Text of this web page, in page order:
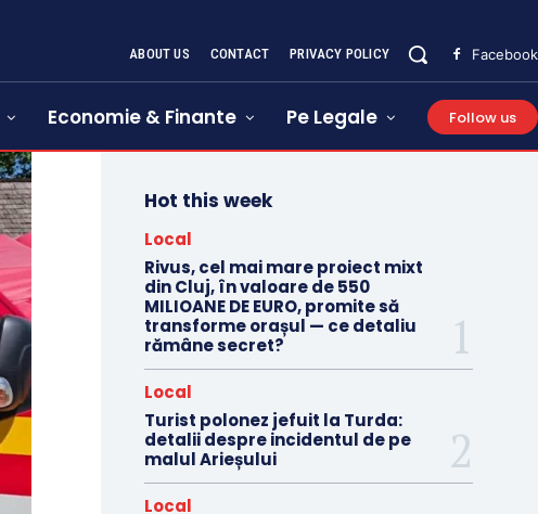
ABOUT US CONTACT PRIVACY POLICY Facebook
Economie & Finante Pe Legale Follow us
Hot this week
Local
Rivus, cel mai mare proiect mixt
din Cluj, în valoare de 550
MILIOANE DE EURO, promite să
transforme orașul — ce detaliu
rămâne secret?
Local
Turist polonez jefuit la Turda:
detalii despre incidentul de pe
malul Arieșului
Local